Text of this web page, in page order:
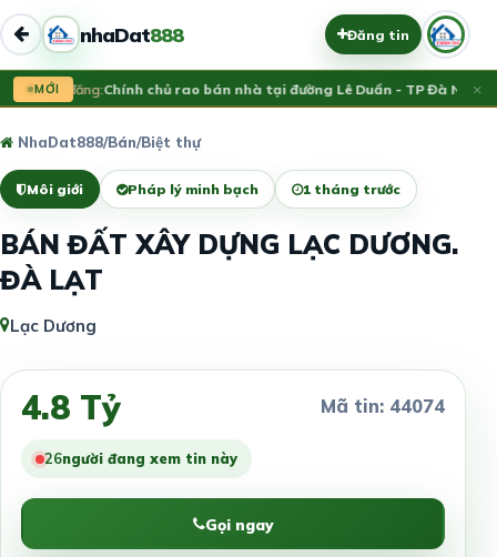
nhaDat888 Đăng tin
MỚI
Vừa đăng:Chính chủ rao bán nhà tại đường Lê Duẩn - TP Đà Nẵng;
×
NhaDat888/Bán/Biệt thự
Môi giới Pháp lý minh bạch 1 tháng trước
BÁN ĐẤT XÂY DỰNG LẠC DƯƠNG.
ĐÀ LẠT
Lạc Dương
4.8 Tỷ Mã tin: 44074
26người đang xem tin này
Gọi ngay